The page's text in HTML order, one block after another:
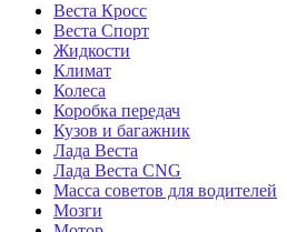
Веста Кросс
Веста Спорт
Жидкости
Климат
Колеса
Коробка передач
Кузов и багажник
Лада Веста
Лада Веста CNG
Масса советов для водителей
Мозги